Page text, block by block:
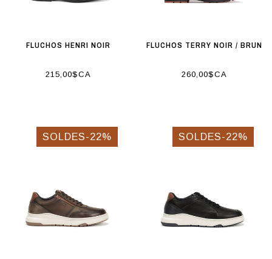
FLUCHOS HENRI NOIR
215,00$CA
FLUCHOS TERRY NOIR / BRUN
260,00$CA
SOLDES-22% SOLDES-22%